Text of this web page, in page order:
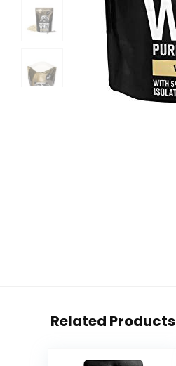
Related Products